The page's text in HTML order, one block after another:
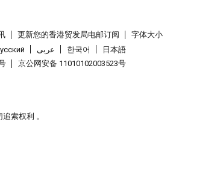
更新您的香港贸发局电邮订阅
字体大小
عربى 한국어
日本語
京公网安备 11010102003523号
索权利 。